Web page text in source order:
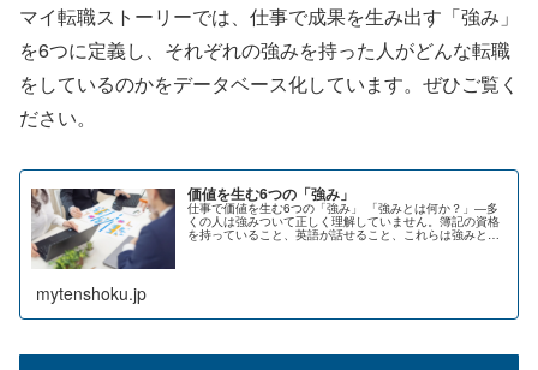
マイ転職ストーリーでは、仕事で成果を生み出す「強み」
を6つに定義し、それぞれの強みを持った人がどんな転職
をしているのかをデータベース化しています。ぜひご覧く
ださい。
価値を生む6つの「強み」
仕事で価値を生む6つの「強み」 「強みとは何か？」―多
くの人は強みついて正しく理解していません。簿記の資格
を持っていること、英語が話せること、これらは強みと言
mytenshoku.jp